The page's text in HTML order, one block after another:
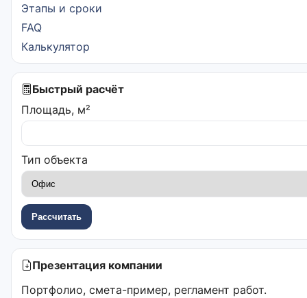
Этапы и сроки
FAQ
Калькулятор
Быстрый расчёт
Площадь, м²
Тип объекта
Рассчитать
Презентация компании
Портфолио, смета-пример, регламент работ.